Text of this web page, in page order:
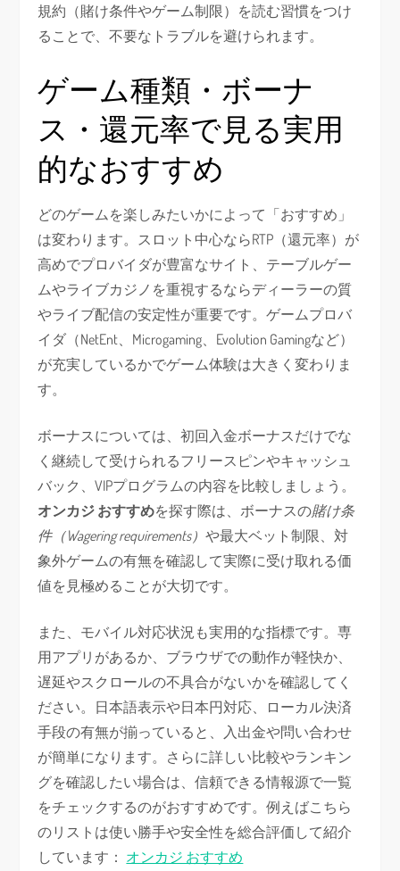
規約（賭け条件やゲーム制限）を読む習慣をつけ
ることで、不要なトラブルを避けられます。
ゲーム種類・ボーナ
ス・還元率で見る実用
的なおすすめ
どのゲームを楽しみたいかによって「おすすめ」
は変わります。スロット中心ならRTP（還元率）が
高めでプロバイダが豊富なサイト、テーブルゲー
ムやライブカジノを重視するならディーラーの質
やライブ配信の安定性が重要です。ゲームプロバ
イダ（NetEnt、Microgaming、Evolution Gamingなど）
が充実しているかでゲーム体験は大きく変わりま
す。
ボーナスについては、初回入金ボーナスだけでな
く継続して受けられるフリースピンやキャッシュ
バック、VIPプログラムの内容を比較しましょう。
オンカジ おすすめを探す際は、ボーナスの賭け条
件（Wagering requirements）や最大ベット制限、対
象外ゲームの有無を確認して実際に受け取れる価
値を見極めることが大切です。
また、モバイル対応状況も実用的な指標です。専
用アプリがあるか、ブラウザでの動作が軽快か、
遅延やスクロールの不具合がないかを確認してく
ださい。日本語表示や日本円対応、ローカル決済
手段の有無が揃っていると、入出金や問い合わせ
が簡単になります。さらに詳しい比較やランキン
グを確認したい場合は、信頼できる情報源で一覧
をチェックするのがおすすめです。例えばこちら
のリストは使い勝手や安全性を総合評価して紹介
しています： オンカジ おすすめ